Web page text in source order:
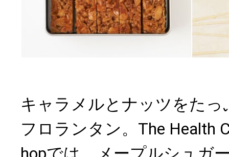
キャラメルとナッツをた
フロランタン。The Health